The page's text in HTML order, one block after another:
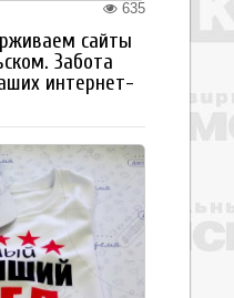
635
сайты
Забота
интернет-